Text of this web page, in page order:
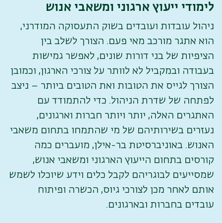
לימודי ייעוץ ארגוני ומשאבי אנוש
ניהול עובדות ועובדים בשוק התעסוקה המודרני,
הוא אתגר מורכב מאי פעם. הצורך לשלב בין
הציפיות של בני דורות שונים, לאפשר גמישות
בעבודה ובמקביל לא לוותר על צורכי הארגון, וכמובן
הצורך לגייס את הטובות ואת הטובים ביותר – ניצב
לפתחה של שדרת הניהול. כדי להתמודד עם
האתגרים האלה, יותר ויותר חברות וארגונים,
נעזרים בשירותיהם של מי שהתמחו בתחום משאבי
האנוש. באוניברסיטת בר-אילן, מועברים כמה
קורסים בתחום הייעוץ הארגוני ומשאבי אנוש,
שמסייעים לבוגריהם לקבל כלים וידע שיוכלו לשמש
אותם לאחר מכן לצורכי גיוס, הכשרה ופיתוח
עובדים בחברות ובארגונים.